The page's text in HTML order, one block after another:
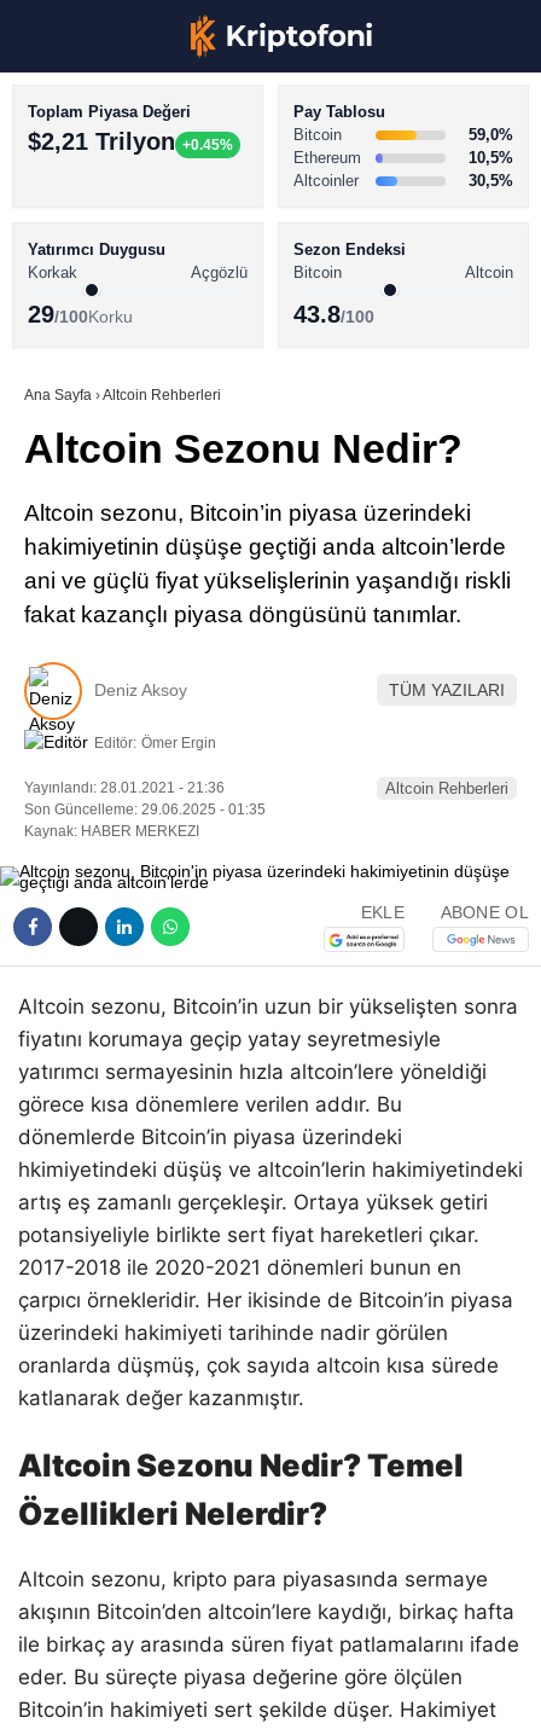
Youtube
TikTok
Pinterest
BİTCOİN HABERLERİ
ALTCOİN HABERLERİ
SÖZLÜK
Toplam Piyasa Değeri
$2,21 Trilyon +0.45%
Pay Tablosu
Bitcoin
59,0%
Ethereum
10,5%
Altcoinler
30,5%
Yatırımcı Duygusu
Korkak
Açgözlü
29/100Korku
Sezon Endeksi
Bitcoin
Altcoin
43.8/100
Ana Sayfa ›Altcoin Rehberleri
Altcoin Sezonu Nedir?
Altcoin sezonu, Bitcoin’in piyasa üzerindeki
hakimiyetinin düşüşe geçtiği anda altcoin’lerde
ani ve güçlü fiyat yükselişlerinin yaşandığı riskli
fakat kazançlı piyasa döngüsünü tanımlar.
Deniz Aksoy TÜM YAZILARI
Editör: Ömer Ergin
Yayınlandı: 28.01.2021 - 21:36
Son Güncelleme: 29.06.2025 - 01:35
Kaynak: HABER MERKEZI
Altcoin Rehberleri
EKLE ABONE OL
Altcoin sezonu, Bitcoin’in uzun bir yükselişten sonra
fiyatını korumaya geçip yatay seyretmesiyle
yatırımcı sermayesinin hızla altcoin’lere yöneldiği
görece kısa dönemlere verilen addır. Bu
dönemlerde Bitcoin’in piyasa üzerindeki
hkimiyetindeki düşüş ve altcoin’lerin hakimiyetindeki
artış eş zamanlı gerçekleşir. Ortaya yüksek getiri
potansiyeliyle birlikte sert fiyat hareketleri çıkar.
2017-2018 ile 2020-2021 dönemleri bunun en
çarpıcı örnekleridir. Her ikisinde de Bitcoin’in piyasa
üzerindeki hakimiyeti tarihinde nadir görülen
oranlarda düşmüş, çok sayıda altcoin kısa sürede
katlanarak değer kazanmıştır.
Altcoin Sezonu Nedir? Temel
Özellikleri Nelerdir?
Altcoin sezonu, kripto para piyasasında sermaye
akışının Bitcoin’den altcoin’lere kaydığı, birkaç hafta
ile birkaç ay arasında süren fiyat patlamalarını ifade
eder. Bu süreçte piyasa değerine göre ölçülen
Bitcoin’in hakimiyeti sert şekilde düşer. Hakimiyet